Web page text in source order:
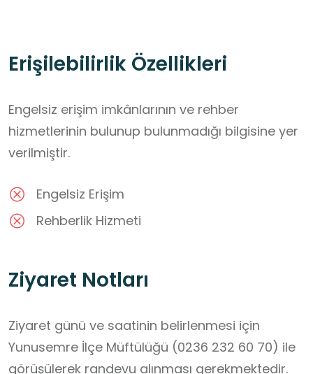
Erişilebilirlik Özellikleri
Engelsiz erişim imkânlarının ve rehber
hizmetlerinin bulunup bulunmadığı bilgisine yer
verilmiştir.
Engelsiz Erişim
Rehberlik Hizmeti
Ziyaret Notları
Ziyaret günü ve saatinin belirlenmesi için
Yunusemre İlçe Müftülüğü (0236 232 60 70) ile
görüşülerek randevu alınması gerekmektedir.